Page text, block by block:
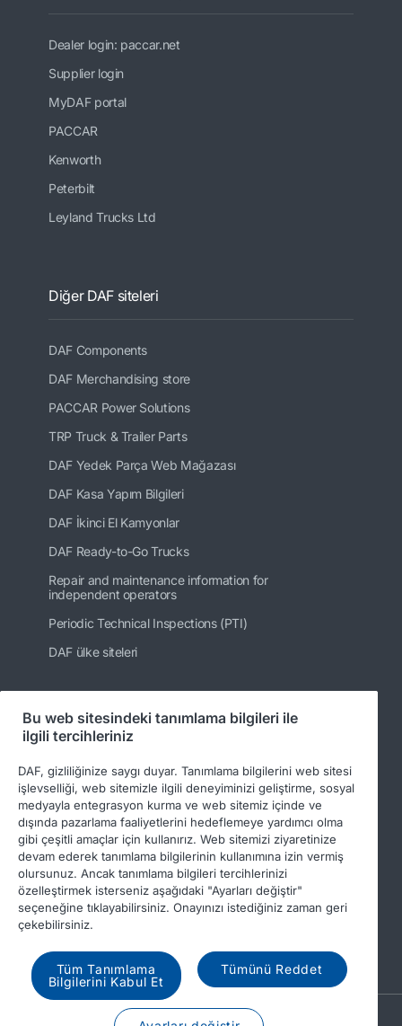
Dealer login: paccar.net
Supplier login
MyDAF portal
PACCAR
Kenworth
Peterbilt
Leyland Trucks Ltd
Diğer DAF siteleri
DAF Components
DAF Merchandising store
PACCAR Power Solutions
TRP Truck & Trailer Parts
DAF Yedek Parça Web Mağazası
DAF Kasa Yapım Bilgileri
DAF İkinci El Kamyonlar
DAF Ready-to-Go Trucks
Repair and maintenance information for
independent operators
Periodic Technical Inspections (PTI)
DAF ülke siteleri
Bizi takip edin
© 2026 DAF Legal notice
Privacy statement
Income Tax Report
A PACCAR COMPANY
Bu web sitesindeki tanımlama bilgileri ile
ilgili tercihleriniz
DAF, gizliliğinize saygı duyar. Tanımlama bilgilerini web sitesi
işlevselliği, web sitemizle ilgili deneyiminizi geliştirme, sosyal
medyayla entegrasyon kurma ve web sitemiz içinde ve
dışında pazarlama faaliyetlerini hedeflemeye yardımcı olma
gibi çeşitli amaçlar için kullanırız. Web sitemizi ziyaretinize
devam ederek tanımlama bilgilerinin kullanımına izin vermiş
olursunuz. Ancak tanımlama bilgileri tercihlerinizi
özelleştirmek isterseniz aşağıdaki "Ayarları değiştir"
seçeneğine tıklayabilirsiniz. Onayınızı istediğiniz zaman geri
çekebilirsiniz.
Tüm Tanımlama
Bilgilerini Kabul Et
Tümünü Reddet